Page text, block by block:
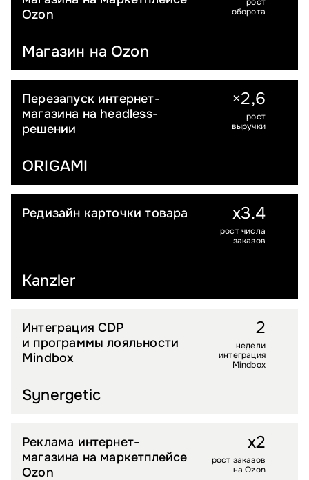
Магазин на Ozon
Ozon
оборота
FASHION
ORIGAMI
Перезапуск интернет-
магазина на headless-
решении
×2,6
рост
выручки
FASHION
Kanzler
Редизайн карточки товара x3.4
рост числа
заказов
FMCG
Synergetic
Интеграция CDP
и программы лояльности
Mindbox
2
недели
интеграция
Mindbox
LIFESTYLE
Реклама интернет-
магазина на маркетплейсе
Ozon
x2
рост заказов
на Ozon